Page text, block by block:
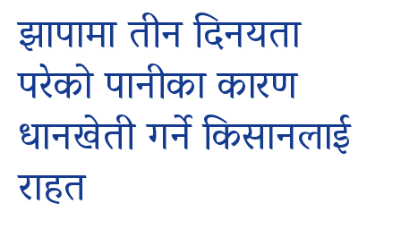
झापामा तीन दिनयता
परेको पानीका कारण
धानखेती गर्ने किसानलाई
राहत